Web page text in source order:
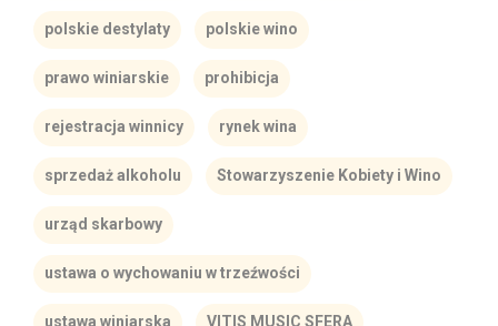
polskie destylaty polskie wino
prawo winiarskie prohibicja
rejestracja winnicy rynek wina
sprzedaż alkoholu Stowarzyszenie Kobiety i Wino
urząd skarbowy
ustawa o wychowaniu w trzeźwości
ustawa winiarska VITIS MUSIC SFERA